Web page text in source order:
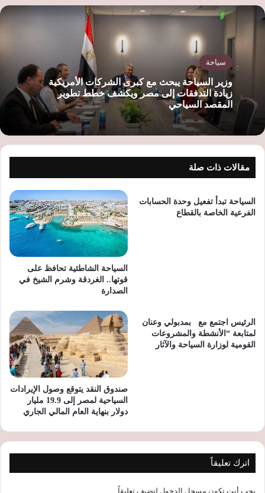
الوي
سياحة
وزير السياحة يبحث مع كبرى الشركات الأمريكية
زيادة التدفقات إلى مصر ويكشف خطط تطوير
المقصد السياحي
مقالات ذات صلة
السياحة تبدأ تفعيل وحدة الحسابات
الفرعية الخاصة بالقطاع
السياحة الشاطئية تحافظ على
قوتها.. الغردقة وشرم الشيخ في
الصدارة
الرئيس اجتمع مع بمدبولي وعنان
لمتابعة “الأنشطة والمشروعات
القومية لوزارة السياحة والآثار
صندوق النقد يتوقع وصول الإيرادات
السياحية لمصر إلى 19.9 مليار
دولار بنهاية العام المالي الجاري
اترك تعليقاً
يجب أنت تكون مسجل الدخول لتضيف تعليقاً.